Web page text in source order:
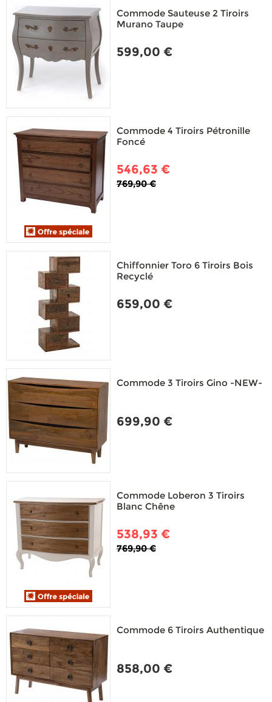
Commode Sauteuse 2 Tiroirs
Murano Taupe
599,00 €
Commode 4 Tiroirs Pétronille
Foncé
546,63 €
769,90 €
Chiffonnier Toro 6 Tiroirs Bois
Recyclé
659,00 €
Commode 3 Tiroirs Gino -NEW-
699,90 €
Commode Loberon 3 Tiroirs
Blanc Chêne
538,93 €
769,90 €
Commode 6 Tiroirs Authentique
858,00 €